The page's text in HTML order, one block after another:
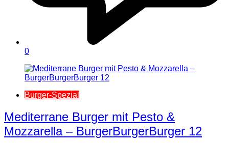
0
Burger-Spezial
Mediterrane Burger mit Pesto &
Mozzarella – BurgerBurgerBurger 12